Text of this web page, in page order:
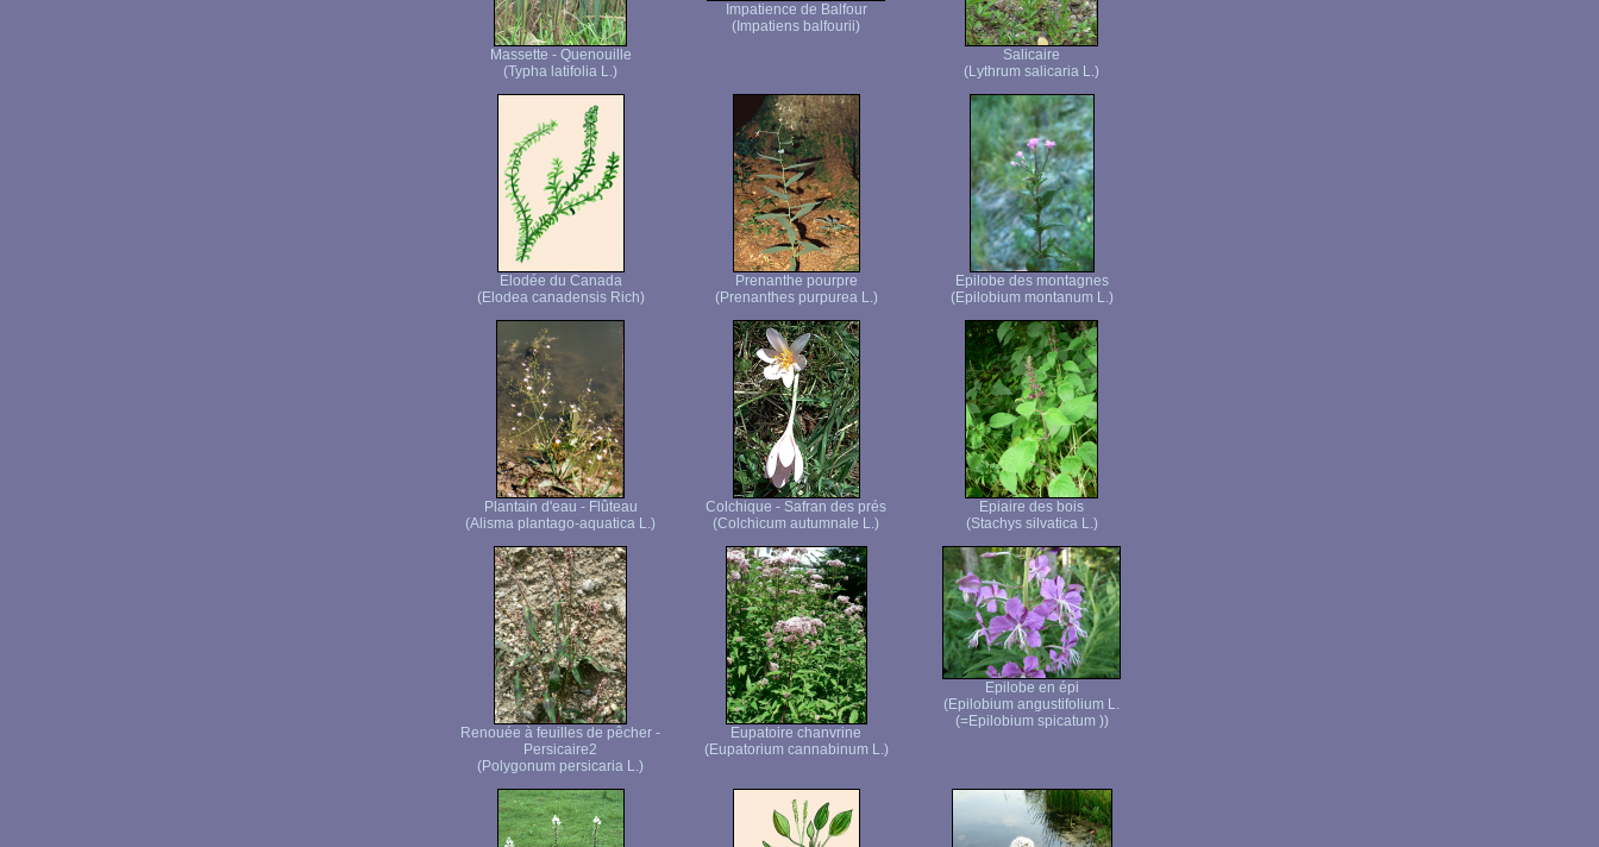
Massette - Quenouille
(Typha latifolia L.)
Impatience de Balfour
(Impatiens balfourii)
Salicaire
(Lythrum salicaria L.)
Elodée du Canada
(Elodea canadensis Rich)
Prenanthe pourpre
(Prenanthes purpurea L.)
Epilobe des montagnes
(Epilobium montanum L.)
Plantain d'eau - Flûteau
(Alisma plantago-aquatica L.)
Colchique - Safran des prés
(Colchicum autumnale L.)
Epiaire des bois
(Stachys silvatica L.)
Renouée à feuilles de pêcher -
Persicaire2
(Polygonum persicaria L.)
Eupatoire chanvrine
(Eupatorium cannabinum L.)
Epilobe en épi
(Epilobium angustifolium L.
(=Epilobium spicatum ))